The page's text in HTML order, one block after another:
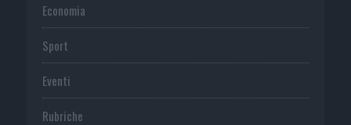
Economia
Sport
Eventi
Rubriche